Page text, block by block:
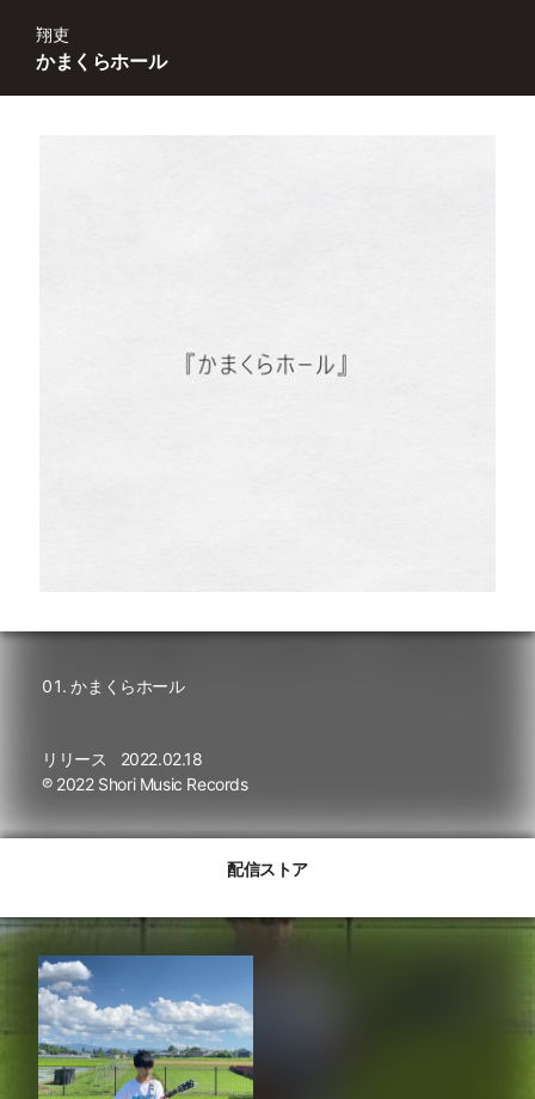
かまくらホール
翔吏
かまくらホール
リリース
2022.02.18
℗ 2022 Shori Music Records
配信ストア